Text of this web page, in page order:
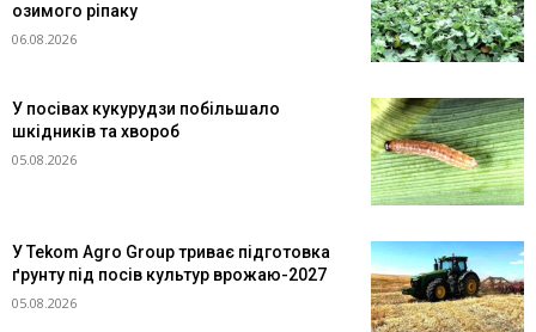
озимого ріпаку
06.08.2026
У посівах кукурудзи побільшало
шкідників та хвороб
05.08.2026
У Tekom Agro Group триває підготовка
ґрунту під посів культур врожаю-2027
05.08.2026